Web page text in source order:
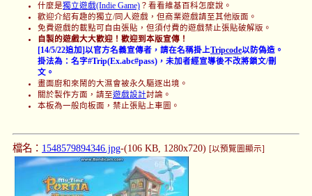
什麼是獨立遊戲(Indie Game) ？看看維基百科怎麼說。
歡迎介紹有趣的獨立/同人遊戲，但商業遊戲請至其他版面。
免費遊戲的載點可自由張貼，但須付費的遊戲禁止張貼破解版。
自製的遊戲大大歡迎！歡迎到本版宣傳！
[14/5/22追加]以官方名義宣傳者，請在名稱掛上Tripcode以防偽造。
掛法為：名字#Trip(Ex.abc#pass)，未加者經宣導後不改將鎖文/刪
文。
畫面廚和來鬧的大濕會被永久驅逐出境。
關於製作方面，請至遊戲設計討論。
本板為一般向板面，禁止張貼上車圖。
檔名： 1548579894346.jpg-(106 KB, 1280x720) [以預覽圖顯示]